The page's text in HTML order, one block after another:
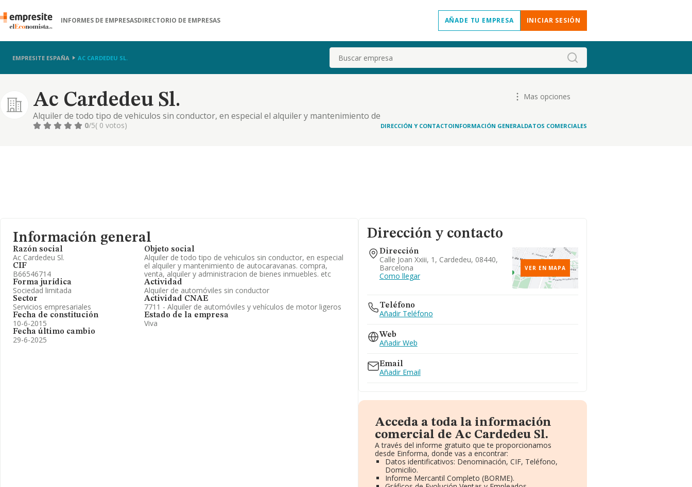
INFORMES DE EMPRESASDIRECTORIO DE EMPRESAS AÑADE TU EMPRESA INICIAR SESIÓN
EMPRESITE ESPAÑA AC CARDEDEU SL. Buscar
Ac Cardedeu Sl.
Alquiler de todo tipo de vehiculos sin conductor, en especial el alquiler y mantenimiento de
autocaravanas. compra, venta, alquiler y administracion de bienes inmuebles. etc
Mas opciones
0/5( 0 votos) DIRECCIÓN Y CONTACTOINFORMACIÓN GENERALDATOS COMERCIALES
Información general
Razón social
Ac Cardedeu Sl.
CIF
B66546714
Forma jurídica
Sociedad limitada
Sector
Servicios empresariales
Fecha de constitución
10-6-2015
Fecha último cambio
29-6-2025
Objeto social
Alquiler de todo tipo de vehiculos sin conductor, en especial
el alquiler y mantenimiento de autocaravanas. compra,
venta, alquiler y administracion de bienes inmuebles. etc
Actividad
Alquiler de automóviles sin conductor
Actividad CNAE
7711 - Alquiler de automóviles y vehículos de motor ligeros
Estado de la empresa
Viva
Dirección y contacto
Dirección
Calle Joan Xxiii, 1, Cardedeu, 08440,
Barcelona
Como llegar
VER EN MAPA
Teléfono
Añadir Teléfono
Web
Añadir Web
Email
Añadir Email
Acceda a toda la información
comercial de Ac Cardedeu Sl.
A través del informe gratuito que te proporcionamos
desde Einforma, donde vas a encontrar:
Datos identificativos: Denominación, CIF, Teléfono,
Domicilio.
Informe Mercantil Completo (BORME).